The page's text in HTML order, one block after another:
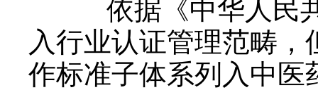
依据《中华人民共
入行业认证管理范畴
作标准子体系列入中医